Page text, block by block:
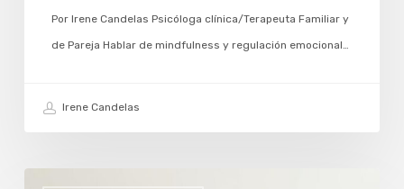
Por Irene Candelas Psicóloga clínica/Terapeuta Familiar y
de Pareja Hablar de mindfulness y regulación emocional…
Irene Candelas